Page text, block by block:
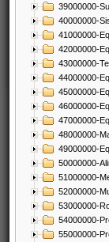
39000000-
40000000-
41000000-
42000000-
43000000-
44000000-
45000000-
46000000-
47000000-
48000000-
49000000-
50000000-
51000000-
52000000-
53000000-
54000000-
55000000-